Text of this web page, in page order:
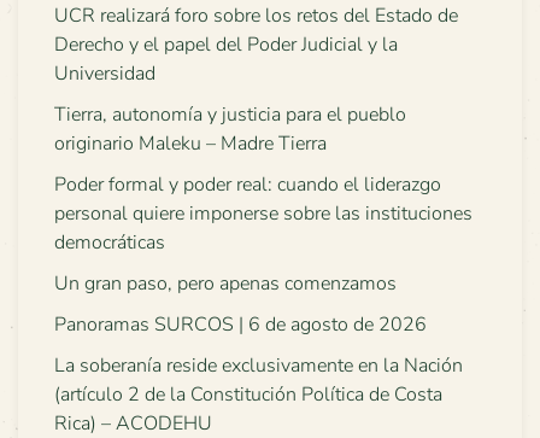
UCR realizará foro sobre los retos del Estado de
Derecho y el papel del Poder Judicial y la
Universidad
Tierra, autonomía y justicia para el pueblo
originario Maleku – Madre Tierra
Poder formal y poder real: cuando el liderazgo
personal quiere imponerse sobre las instituciones
democráticas
Un gran paso, pero apenas comenzamos
Panoramas SURCOS | 6 de agosto de 2026
La soberanía reside exclusivamente en la Nación
(artículo 2 de la Constitución Política de Costa
Rica) – ACODEHU